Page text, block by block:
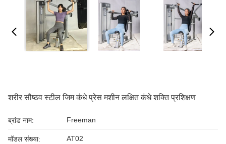
शरीर सौष्ठव स्टील जिम कंधे प्रेस मशीन लक्षित कंधे शक्ति प्रशिक्षण
ब्रांड नाम: Freeman
मॉडल संख्या: AT02